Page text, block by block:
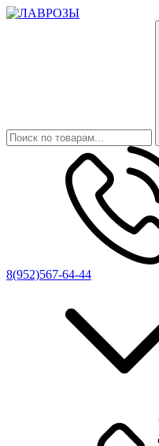
8(952)567-64-44